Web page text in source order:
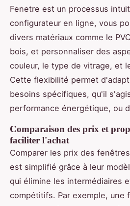
Fenetre est un processus
configurateur en ligne, vous
divers matériaux comme le
bois, et personnaliser des
couleur, le type de vitrage, et
Cette flexibilité permet
besoins spécifiques, qu'il
performance énergétique, ou
Comparaison des prix et
faciliter l'achat
Comparer les prix des
est simplifié grâce à leur
qui élimine les intermédiaires
compétitifs. Par exemple, une